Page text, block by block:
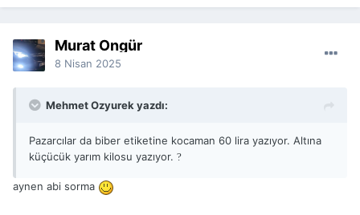
Murat Öngür
8 Nisan 2025
Mehmet Ozyurek yazdı:
Pazarcılar da biber etiketine kocaman 60 lira yazıyor. Altına
küçücük yarım kilosu yazıyor. ?
aynen abi sorma